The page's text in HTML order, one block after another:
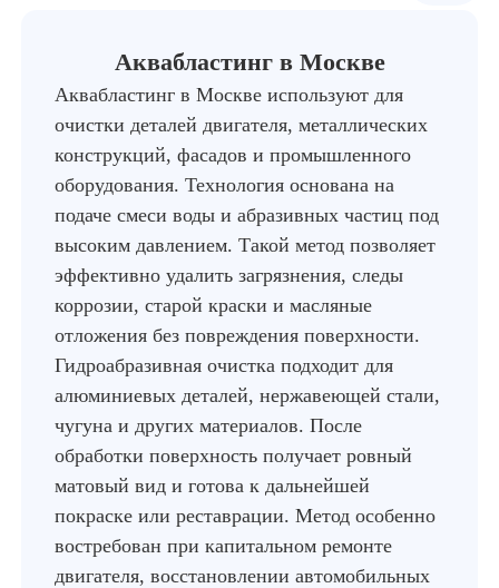
Аквабластинг в Москве
Аквабластинг в Москве используют для
очистки деталей двигателя, металлических
конструкций, фасадов и промышленного
оборудования. Технология основана на
подаче смеси воды и абразивных частиц под
высоким давлением. Такой метод позволяет
эффективно удалить загрязнения, следы
коррозии, старой краски и масляные
отложения без повреждения поверхности.
Гидроабразивная очистка подходит для
алюминиевых деталей, нержавеющей стали,
чугуна и других материалов. После
обработки поверхность получает ровный
матовый вид и готова к дальнейшей
покраске или реставрации. Метод особенно
востребован при капитальном ремонте
двигателя, восстановлении автомобильных